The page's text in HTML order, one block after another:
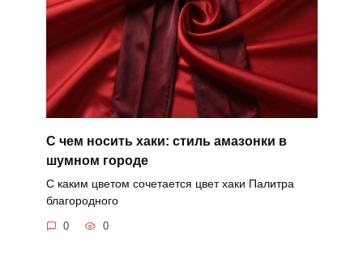
С чем носить хаки: стиль амазонки в
шумном городе
С каким цветом сочетается цвет хаки Палитра
благородного
0 0